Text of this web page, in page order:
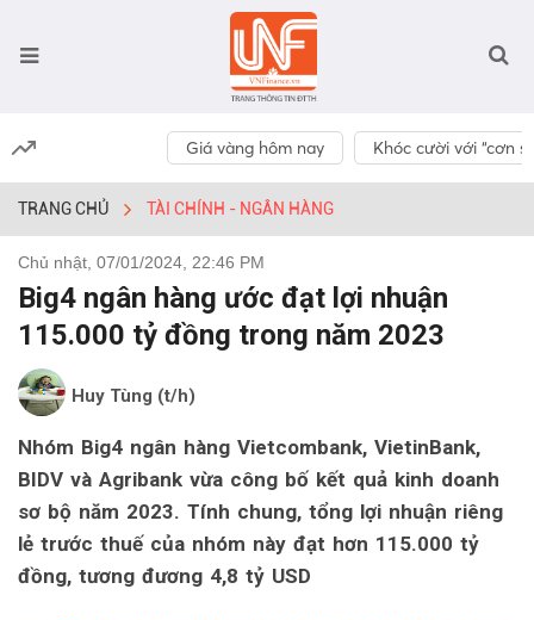
Giá vàng hôm nay Khóc cười với “cơn
TRANG CHỦ TÀI CHÍNH - NGÂN HÀNG
Chủ nhật, 07/01/2024, 22:46 PM
Big4 ngân hàng ước đạt lợi nhuận
115.000 tỷ đồng trong năm 2023
Huy Tùng (t/h)
Nhóm Big4 ngân hàng Vietcombank, VietinBank,
BIDV và Agribank vừa công bố kết quả kinh doanh
sơ bộ năm 2023. Tính chung, tổng lợi nhuận riêng
lẻ trước thuế của nhóm này đạt hơn 115.000 tỷ
đồng, tương đương 4,8 tỷ USD